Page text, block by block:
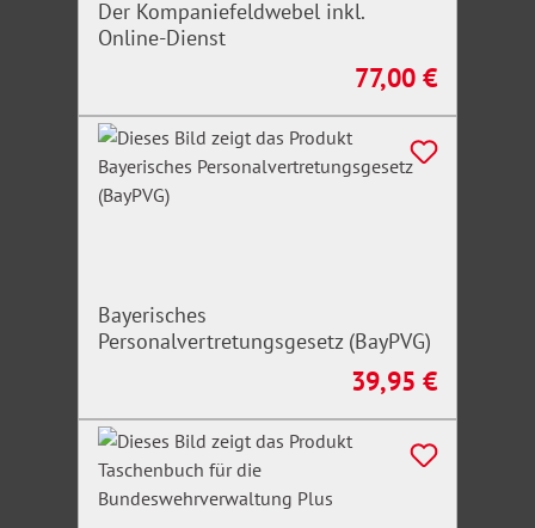
Der Kompaniefeldwebel inkl.
Online-Dienst
Regulärer Preis:
77,00 €
Bayerisches
Personalvertretungsgesetz (BayPVG)
Regulärer Preis:
39,95 €